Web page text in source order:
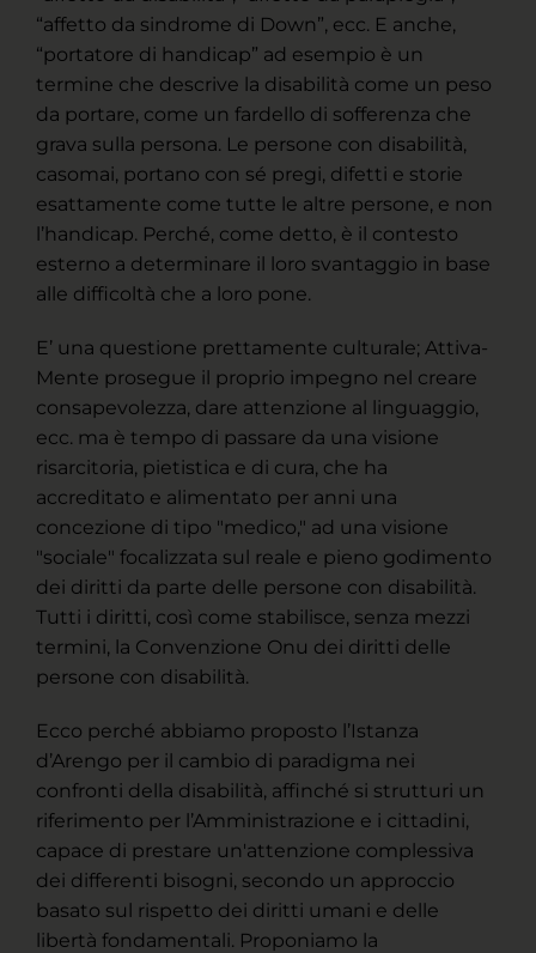
“affetto da sindrome di Down”, ecc. E anche,
“portatore di handicap” ad esempio è un
termine che descrive la disabilità come un peso
da portare, come un fardello di sofferenza che
grava sulla persona. Le persone con disabilità,
casomai, portano con sé pregi, difetti e storie
esattamente come tutte le altre persone, e non
l’handicap. Perché, come detto, è il contesto
esterno a determinare il loro svantaggio in base
alle difficoltà che a loro pone.
E’ una questione prettamente culturale; Attiva-
Mente prosegue il proprio impegno nel creare
consapevolezza, dare attenzione al linguaggio,
ecc. ma è tempo di passare da una visione
risarcitoria, pietistica e di cura, che ha
accreditato e alimentato per anni una
concezione di tipo "medico," ad una visione
"sociale" focalizzata sul reale e pieno godimento
dei diritti da parte delle persone con disabilità.
Tutti i diritti, così come stabilisce, senza mezzi
termini, la Convenzione Onu dei diritti delle
persone con disabilità.
Ecco perché abbiamo proposto l’Istanza
d’Arengo per il cambio di paradigma nei
confronti della disabilità, affinché si strutturi un
riferimento per l’Amministrazione e i cittadini,
capace di prestare un'attenzione complessiva
dei differenti bisogni, secondo un approccio
basato sul rispetto dei diritti umani e delle
libertà fondamentali. Proponiamo la